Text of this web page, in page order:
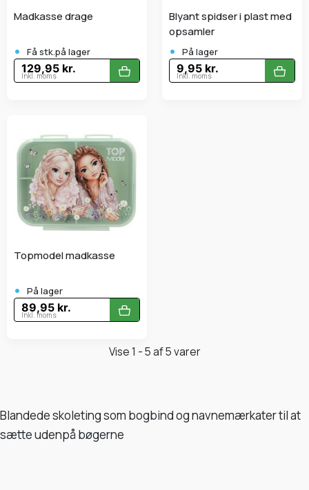
Madkasse drage
• Få stk.på lager
129,95 kr.
Inkl. moms
Blyant spidser i plast med
opsamler
• På lager
9,95 kr.
Inkl. moms
Topmodel madkasse
• På lager
89,95 kr.
Inkl. moms
Vise 1 - 5 af 5 varer
Blandede skoleting som bogbind og navnemærkater til at
sætte udenpå bøgerne